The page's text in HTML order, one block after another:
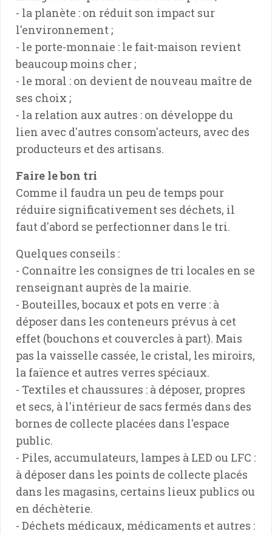
- la planète : on réduit son impact sur
l'environnement ;
- le porte-monnaie : le fait-maison revient
beaucoup moins cher ;
- le moral : on devient de nouveau maître de
ses choix ;
- la relation aux autres : on développe du
lien avec d'autres consom'acteurs, avec des
producteurs et des artisans.
Faire le bon tri
Comme il faudra un peu de temps pour
réduire significativement ses déchets, il
faut d'abord se perfectionner dans le tri.
Quelques conseils :
- Connaître les consignes de tri locales en se
renseignant auprès de la mairie.
- Bouteilles, bocaux et pots en verre : à
déposer dans les conteneurs prévus à cet
effet (bouchons et couvercles à part). Mais
pas la vaisselle cassée, le cristal, les miroirs,
la faïence et autres verres spéciaux.
- Textiles et chaussures : à déposer, propres
et secs, à l'intérieur de sacs fermés dans des
bornes de collecte placées dans l'espace
public.
- Piles, accumulateurs, lampes à LED ou LFC :
à déposer dans les points de collecte placés
dans les magasins, certains lieux publics ou
en déchèterie.
- Déchets médicaux, médicaments et autres :